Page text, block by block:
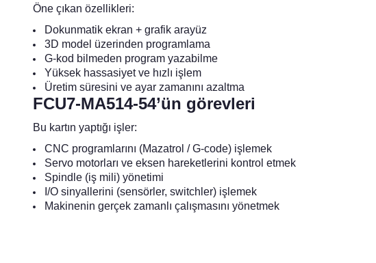
Öne çıkan özellikleri:
Dokunmatik ekran + grafik arayüz
3D model üzerinden programlama
G-kod bilmeden program yazabilme
Yüksek hassasiyet ve hızlı işlem
Üretim süresini ve ayar zamanını azaltma
FCU7-MA514-54’ün görevleri
Bu kartın yaptığı işler:
CNC programlarını (Mazatrol / G-code) işlemek
Servo motorları ve eksen hareketlerini kontrol etmek
Spindle (iş mili) yönetimi
I/O sinyallerini (sensörler, switchler) işlemek
Makinenin gerçek zamanlı çalışmasını yönetmek